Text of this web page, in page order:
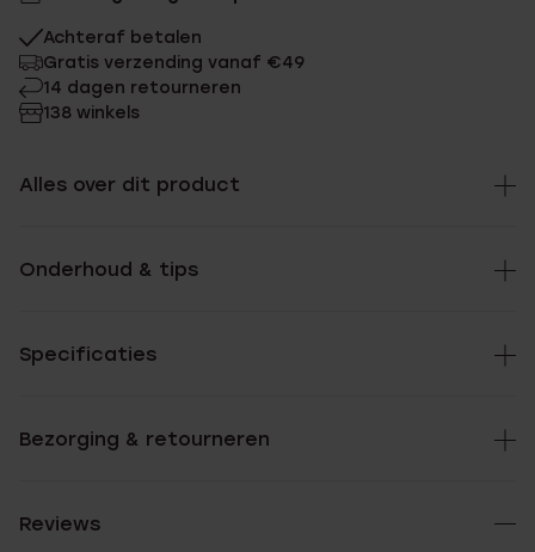
Achteraf betalen
Gratis verzending vanaf €49
14 dagen retourneren
138 winkels
Alles over dit product
Onderhoud & tips
Specificaties
Bezorging & retourneren
Reviews